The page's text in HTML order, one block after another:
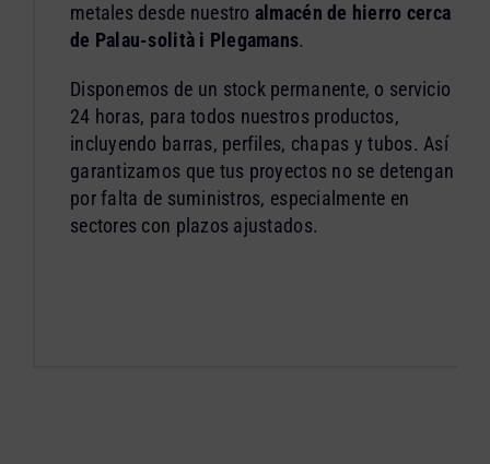
metales desde nuestro almacén de hierro cerca
de Palau-solità i Plegamans.
Disponemos de un stock permanente, o servicio
24 horas, para todos nuestros productos,
incluyendo barras, perfiles, chapas y tubos. Así
garantizamos que tus proyectos no se detengan
por falta de suministros, especialmente en
sectores con plazos ajustados.